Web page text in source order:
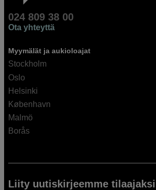
024 809 38 00
Ota yhteyttä
Myymälät ja aukioloajat
Stockholm
Oslo
Helsinki
København
Malmö
Borås
Liity uutiskirjeemme